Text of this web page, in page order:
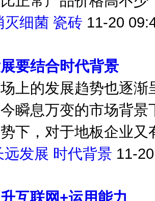
正常产品价格高不
灭细菌 瓷砖
要结合时代背景
上的发展趋势也逐
瞬息万变的市场背
下，对于地板企业
远发展 时代背景